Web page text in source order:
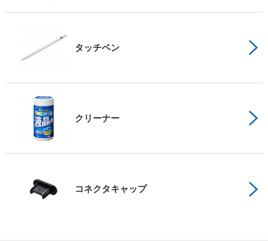
タッチペン
クリーナー
コネクタキャップ